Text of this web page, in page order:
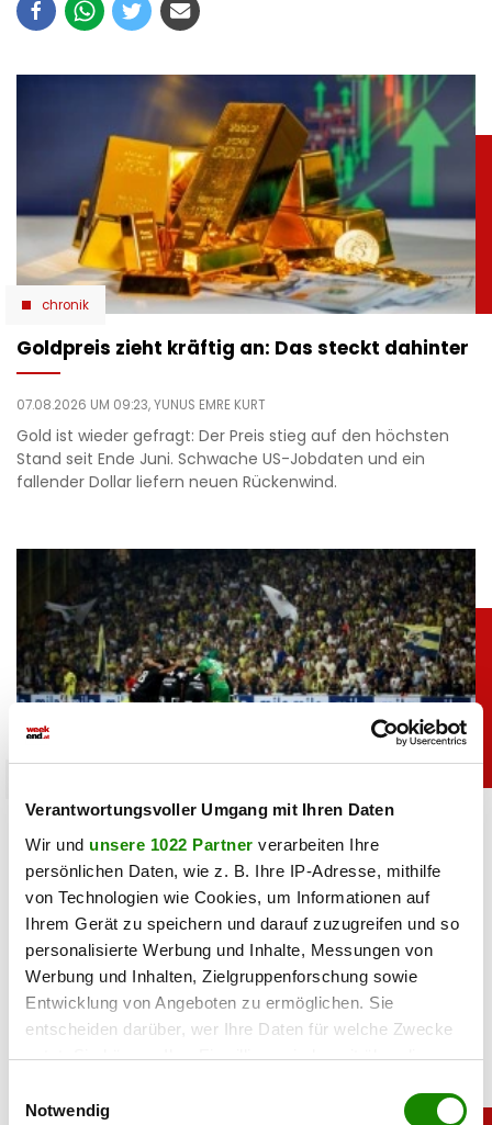
Verantwortungsvoller Umgang mit Ihren Daten
Wir und unsere 1022 Partner verarbeiten Ihre
persönlichen Daten, wie z. B. Ihre IP-Adresse, mithilfe
von Technologien wie Cookies, um Informationen auf
Ihrem Gerät zu speichern und darauf zuzugreifen und so
personalisierte Werbung und Inhalte, Messungen von
Werbung und Inhalten, Zielgruppenforschung sowie
Entwicklung von Angeboten zu ermöglichen. Sie
entscheiden darüber, wer Ihre Daten für welche Zwecke
nutzt. Sie können Ihre Einwilligung jederzeit über die
Trigger Symbol ändern oder widerrufen
Notwendig
chronik
Goldpreis zieht kräftig an: Das steckt dahinter
07.08.2026 UM 09:23,YUNUS EMRE KURT
Gold ist wieder gefragt: Der Preis stieg auf den höchsten
Stand seit Ende Juni. Schwache US-Jobdaten und ein
fallender Dollar liefern neuen Rückenwind.
Bei Sturm-Spiel: ORF-Panne sorgt für Lacher
bei Fußballfans
06.08.2026 UM 09:36,YUNUS EMRE KURT
Kurioser Patzer im ORF: Kommentator Daniel Warmuth
begrüßte die Zuschauer beim Sturm-Spiel live aus der
„türkischen Hauptstadt” und meinte damit Istanbul.